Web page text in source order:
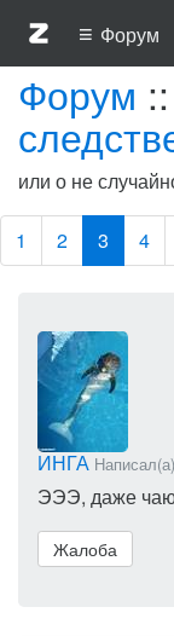
≡ Форум
Форум ::
или о не
1 2 3 4
ИНГА
ЭЭЭ, даже
Жалоба